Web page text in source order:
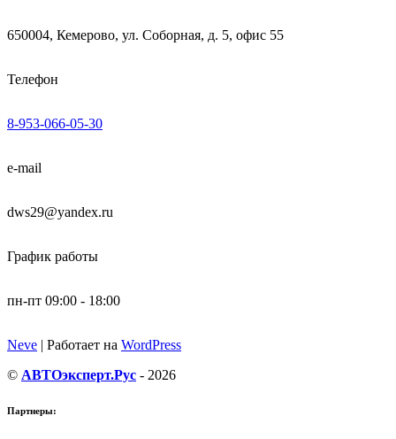
650004, Кемерово, ул. Соборная, д. 5, офис 55
Телефон
8-953-066-05-30
e-mail
dws29@yandex.ru
График работы
пн-пт 09:00 - 18:00
Neve | Работает на WordPress
© АВТОэксперт.Рус - 2026
Партнеры: